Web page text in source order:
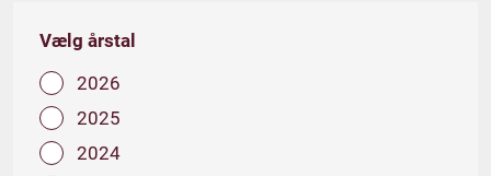
Vælg årstal
2026
2025
2024